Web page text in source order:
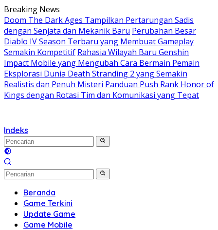
Langsung
ke
konten
Breaking News
Doom The Dark Ages Tampilkan Pertarungan Sadis
dengan Senjata dan Mekanik Baru Perubahan Besar
Diablo IV Season Terbaru yang Membuat Gameplay
Semakin Kompetitif Rahasia Wilayah Baru Genshin
Impact Mobile yang Mengubah Cara Bermain Pemain
Eksplorasi Dunia Death Stranding 2 yang Semakin
Realistis dan Penuh Misteri Panduan Push Rank Honor of
Kings dengan Rotasi Tim dan Komunikasi yang Tepat
Indeks
Beranda
Game Terkini
Update Game
Game Mobile